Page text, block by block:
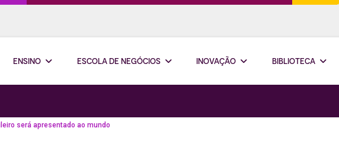
ENSINO ESCOLA DE NEGÓCIOS INOVAÇÃO BIBLIOTECA
será apresentado ao mundo